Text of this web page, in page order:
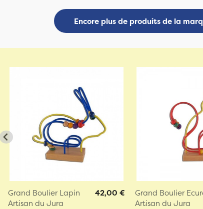
Encore plus de produits de la
Grand Boulier Lapin
Artisan du Jura
42,00 €
Grand Boulier
Artisan du Jura